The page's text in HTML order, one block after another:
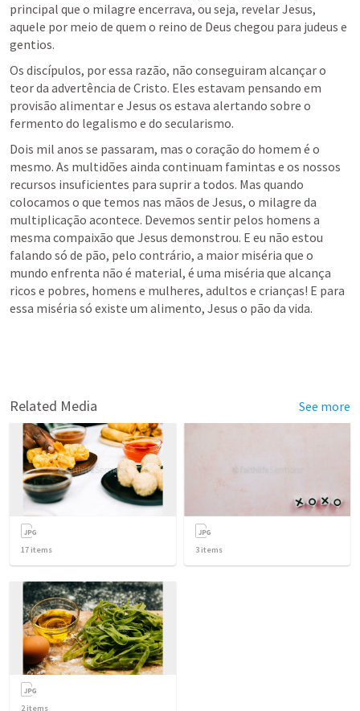
principal que o milagre encerrava, ou seja, revelar Jesus,
aquele por meio de quem o reino de Deus chegou para judeus e
gentios.
Os discípulos, por essa razão, não conseguiram alcançar o
teor da advertência de Cristo. Eles estavam pensando em
provisão alimentar e Jesus os estava alertando sobre o
fermento do legalismo e do secularismo.
Dois mil anos se passaram, mas o coração do homem é o
mesmo. As multidões ainda continuam famintas e os nossos
recursos insuficientes para suprir a todos. Mas quando
colocamos o que temos nas mãos de Jesus, o milagre da
multiplicação acontece. Devemos sentir pelos homens a
mesma compaixão que Jesus demonstrou. E eu não estou
falando só de pão, pelo contrário, a maior miséria que o
mundo enfrenta não é material, é uma miséria que alcança
ricos e pobres, homens e mulheres, adultos e crianças! E para
essa miséria só existe um alimento, Jesus o pão da vida.
Related Media See more
17 items 3 items
2items